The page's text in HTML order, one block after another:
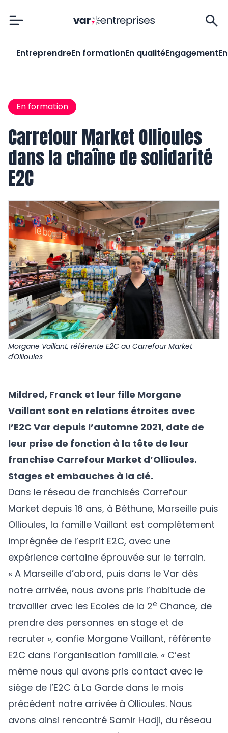
Var-Entreprises
EntreprendreEn formationEn qualitéEngagement
En formation
Carrefour Market Ollioules
dans la chaîne de solidarité
E2C
Morgane Vaillant, référente E2C au Carrefour Market
d'Ollioules
Mildred, Franck et leur fille Morgane
Vaillant sont en relations étroites avec
l’E2C Var depuis l’automne 2021, date de
leur prise de fonction à la tête de leur
franchise Carrefour Market d’Ollioules.
Stages et embauches à la clé.
Dans le réseau de franchisés Carrefour
Market depuis 16 ans, à Béthune, Marseille puis
Ollioules, la famille Vaillant est complètement
imprégnée de l’esprit E2C, avec une
expérience certaine éprouvée sur le terrain.
« A Marseille d’abord, puis dans le Var dès
notre arrivée, nous avons pris l’habitude de
travailler avec les Ecoles de la 2e Chance, de
prendre des personnes en stage et de
recruter », confie Morgane Vaillant, référente
E2C dans l’organisation familiale. « C’est
même nous qui avons pris contact avec le
siège de l’E2C à La Garde dans le mois
précédent notre arrivée à Ollioules. Nous
avons ainsi rencontré Samir Hadji, du réseau